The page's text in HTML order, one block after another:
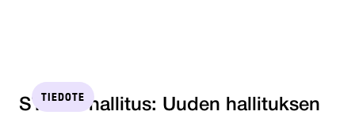
TIEDOTE
STTK:n hallitus: Uuden hallituksen